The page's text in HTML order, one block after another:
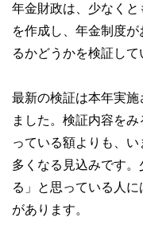
年金財政は、少なく
を作成し、年金制度
るかどうかを検証して
最新の検証は本年実
ました。検証内容を
っている額よりも、
多くなる見込みです
る」と思っている人
があります。